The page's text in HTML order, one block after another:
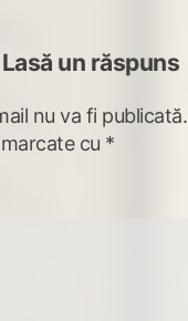
Lasă un răspuns
nu va fi publicată.
cu *